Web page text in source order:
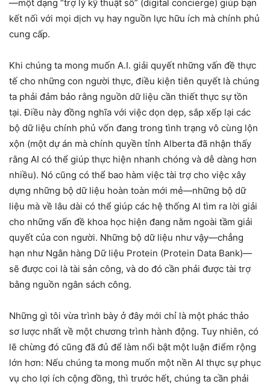
—một dạng “trợ lý kỹ thuật số” (digital concierge) giúp bạn
kết nối với mọi dịch vụ hay nguồn lực hữu ích mà chính phủ
cung cấp.
Khi chúng ta mong muốn A.I. giải quyết những vấn đề thực
tế cho những con người thực, điều kiện tiên quyết là chúng
ta phải đảm bảo rằng nguồn dữ liệu cần thiết thực sự tồn
tại. Điều này đồng nghĩa với việc dọn dẹp, sắp xếp lại các
bộ dữ liệu chính phủ vốn đang trong tình trạng vô cùng lộn
xộn (một dự án mà chính quyền tỉnh Alberta đã nhận thấy
rằng AI có thể giúp thực hiện nhanh chóng và dễ dàng hơn
nhiều). Nó cũng có thể bao hàm việc tài trợ cho việc xây
dựng những bộ dữ liệu hoàn toàn mới mẻ—những bộ dữ
liệu mà về lâu dài có thể giúp các hệ thống AI tìm ra lời giải
cho những vấn đề khoa học hiện đang nằm ngoài tầm giải
quyết của con người. Những bộ dữ liệu như vậy—chẳng
hạn như Ngân hàng Dữ liệu Protein (Protein Data Bank)—
sẽ được coi là tài sản công, và do đó cần phải được tài trợ
bằng nguồn ngân sách công.
Những gì tôi vừa trình bày ở đây mới chỉ là một phác thảo
sơ lược nhất về một chương trình hành động. Tuy nhiên, có
lẽ chừng đó cũng đã đủ để làm nổi bật một luận điểm rộng
lớn hơn: Nếu chúng ta mong muốn một nền AI thực sự phục
vụ cho lợi ích cộng đồng, thì trước hết, chúng ta cần phải